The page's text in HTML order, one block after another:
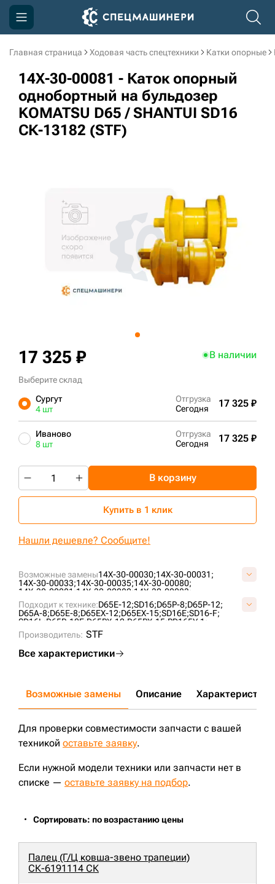
Главная страница Ходовая часть спецтехники Катки опорные
14X-30-00081 - Каток опорный
однобортный на бульдозер
KOMATSU D65 / SHANTUI SD16
СК-13182 (STF)
Возможные замены14X-30-00030;14X-30-00031;
14X-30-00033;14X-30-00035;14X-30-00080;
14X-30-00081;14X-30-00082;14X-30-00083;
14X-30-00083E;
14X-30-00084;14X-30-00085;
14X-30-00086;14X-30-00087;14X-30-00088;
14X-30-00126;14X-30-00127;14X-30-01020;
16Y-40-09000;16Y-40-09000-SS;
UF196K0T;VA4065E0;VKM2101V;
Подходит к технике:D65E-12;SD16;D65P-8;D65P-12;
D65A-8;D65E-8;D65EX-12;D65EX-15;SD16E;SD16-F;
SD16L;D65P-12E;D65PX-12;D65PX-15;PD165Y-1;
D63E-12;
D65EX-16;D65EX-15E0;
D65PX-17;D60P-12;D65WX-15;
CLG B160C;
Производитель: STF
Все характеристики
17 325 ₽ В наличии
Выберите склад
Сургут
4 шт
Отгрузка
Сегодня
17 325 ₽
Иваново
8 шт
Отгрузка
Сегодня
17 325 ₽
В корзину
Купить в 1 клик
Нашли дешевле? Сообщите!
Возможные замены Описание Характеристики
Для проверки совместимости запчасти с вашей
техникой оставьте заявку.
Если нужной модели техники или запчасти нет в
списке — оставьте заявку на подбор.
Сортировать: по возрастанию цены
Палец (Г/Ц ковша-звено трапеции)
СК-6191114 СК
Компания
Акции
Доставка и оплата
Информация
3D тур по складам
sksale@skdst.ru
+7 (499) 394-50-93